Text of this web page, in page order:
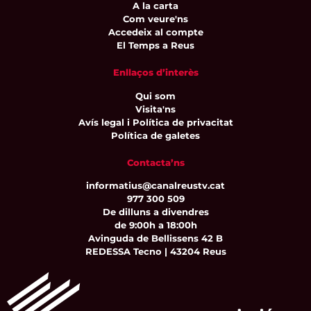
A la carta
Com veure'ns
Accedeix al compte
El Temps a Reus
Enllaços d’interès
Qui som
Visita'ns
Avís legal i Política de privacitat
Política de galetes
Contacta’ns
informatius@canalreustv.cat
977 300 509
De dilluns a divendres
de 9:00h a 18:00h
Avinguda de Bellissens 42 B
REDESSA Tecno | 43204 Reus